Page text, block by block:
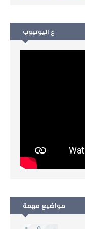
ع اليوتيوب
مواضيع مهمة